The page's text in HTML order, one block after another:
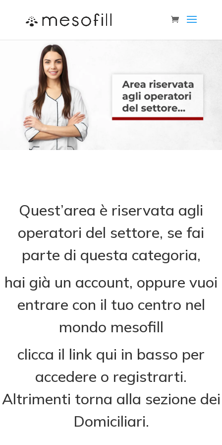
Quest’area è riservata agli
operatori del settore, se fai
parte di questa categoria,
hai già un account, oppure vuoi
entrare con il tuo centro nel
mondo mesofill
clicca il link qui in basso per
accedere o registrarti.
Altrimenti torna alla sezione dei
Domiciliari.